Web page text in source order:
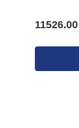
11526.00